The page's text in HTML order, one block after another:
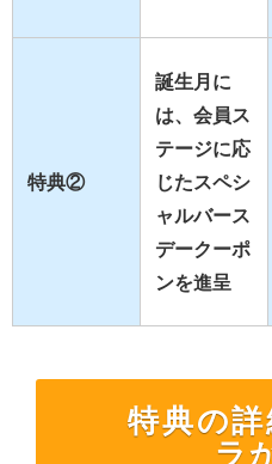
特典②
誕生月に
は、会員ス
テージに応
じたスペシ
ャルバース
デークーポ
ンを進呈
特典の
ラ